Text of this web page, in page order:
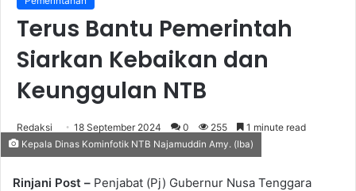
Terus Bantu Pemerintah
Siarkan Kebaikan dan
Keunggulan NTB
Redaksi 18 September 2024 0 255 1 minute read
Kepala Dinas Kominfotik NTB Najamuddin Amy. (Iba)
Rinjani Post – Penjabat (Pj) Gubernur Nusa Tenggara